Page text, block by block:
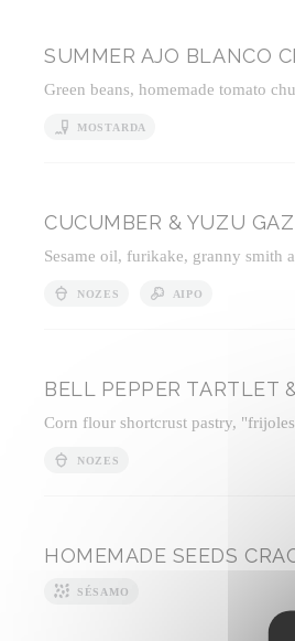
SUMMER AJO BLANCO
Green beans, homemade tomato
MOSTARDA
CUCUMBER & YUZU
Sesame oil, furikake, granny smith
NOZES AIPO
BELL PEPPER TARTLET
Corn flour shortcrust pastry,
NOZES
HOMEMADE SEEDS
SÉSAMO